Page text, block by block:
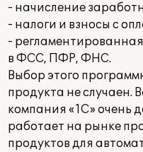
- начисление
- налоги и взносы с
-
в ФСС, ПФР, ФНС.
Выбор этого
продукта не случаен.
компания «1С» очень
работает на рынке
продуктов для